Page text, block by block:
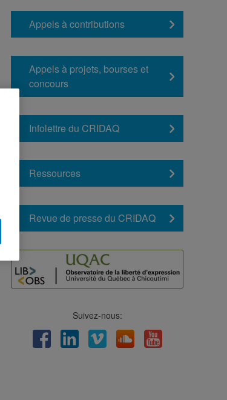
Appels à contributions
Appels à projets, bourses et
concours
Infolettre du CRIDAQ
Ressources
Revue de presse du CRIDAQ
Suivez-nous:
FacebookLinkedInViméo Soundcloud
Youtube